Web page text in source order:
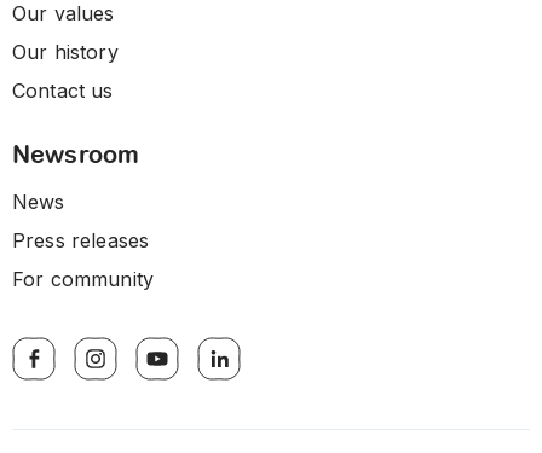
Our values
Our history
Contact us
Newsroom
News
Press releases
For community